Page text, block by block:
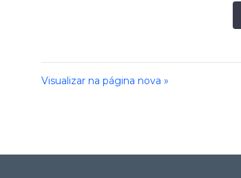
Visualizar na página nova »